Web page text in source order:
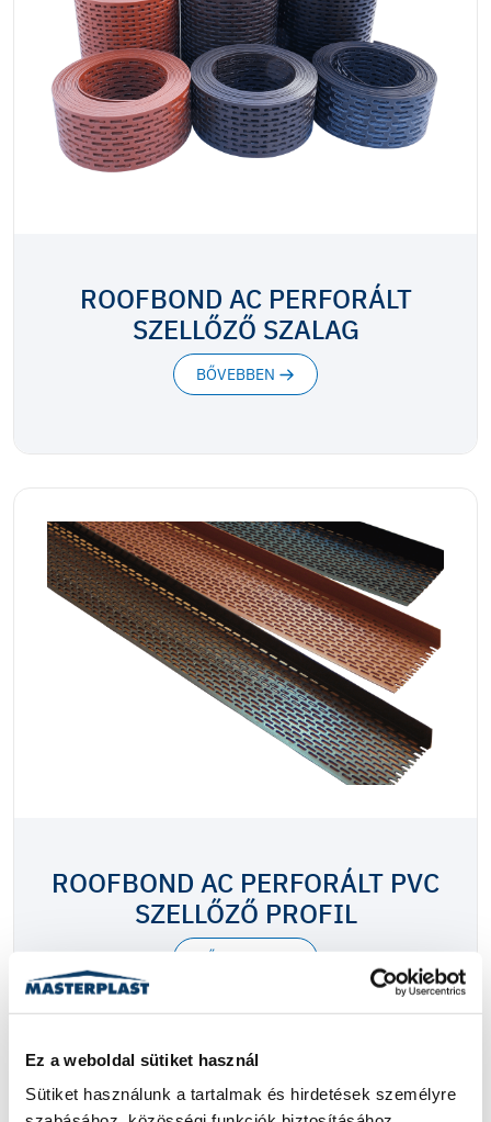
Ez a weboldal sütiket használ
Sütiket használunk a tartalmak és hirdetések személyre
ROOFBOND AC PERFORÁLT
SZELLŐZŐ SZALAG
BŐVEBBEN
ROOFBOND AC PERFORÁLT PVC
SZELLŐZŐ PROFIL
BŐVEBBEN